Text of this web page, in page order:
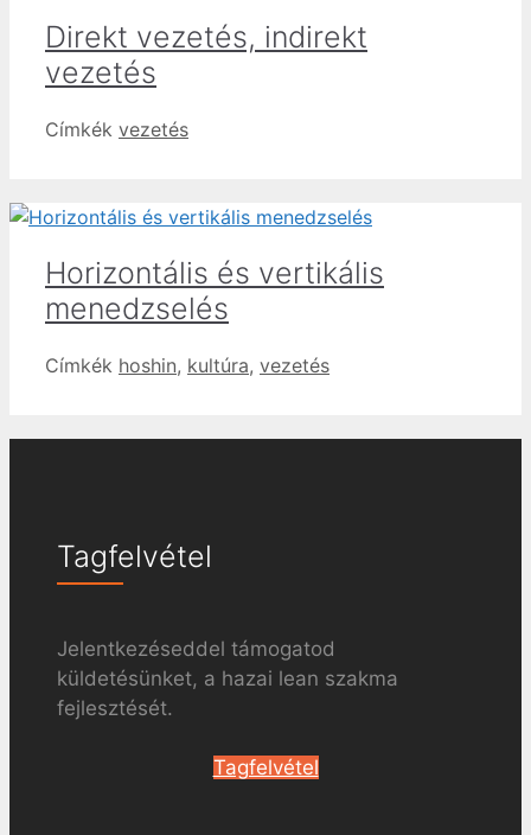
Direkt vezetés, indirekt
vezetés
Címkék vezetés
Horizontális és vertikális
menedzselés
Címkék hoshin, kultúra, vezetés
Tagfelvétel
Jelentkezéseddel támogatod
küldetésünket, a hazai lean szakma
fejlesztését.
Tagfelvétel